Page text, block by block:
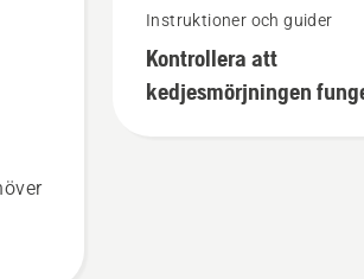
Instruktioner och guider
Kontrollera att
kedjesmörjningen